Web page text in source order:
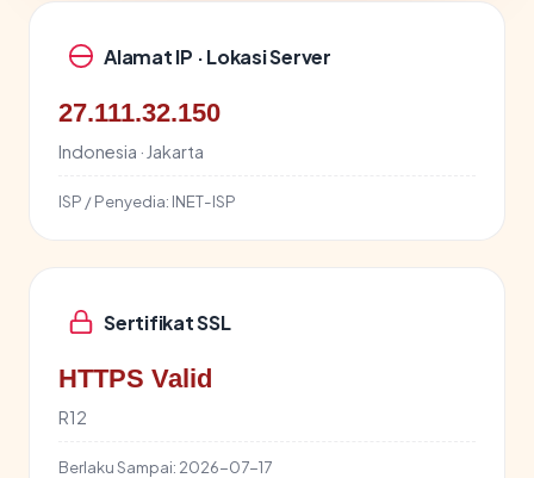
Alamat IP · Lokasi Server
27.111.32.150
Indonesia · Jakarta
ISP / Penyedia: INET-ISP
Sertifikat SSL
HTTPS Valid
R12
Berlaku Sampai: 2026-07-17